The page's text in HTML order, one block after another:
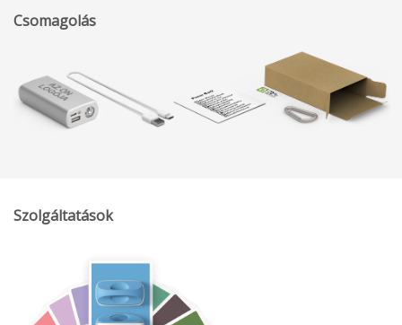
Csomagolás
Szolgáltatások